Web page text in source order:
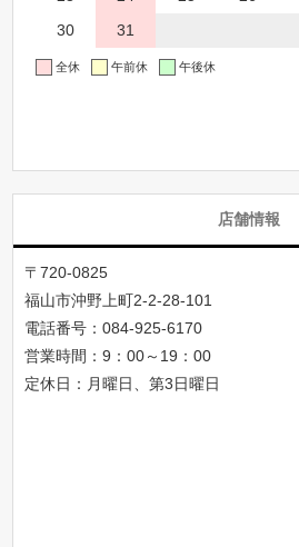
30
31
全休 午前休 午後休
店舗情報
〒720-0825
福山市沖野上町2-2-28-101
電話番号：084-925-6170
営業時間：9：00～19：00
定休日：月曜日、第3日曜日